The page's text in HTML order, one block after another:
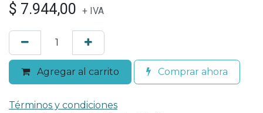
$ 7.944,00 + IVA
Agregar al carrito Comprar ahora
Términos y condiciones